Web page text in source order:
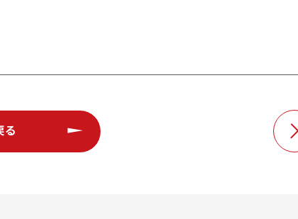
る